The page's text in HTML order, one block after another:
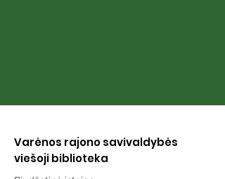
Varėnos rajono savivaldybės
viešoji biblioteka